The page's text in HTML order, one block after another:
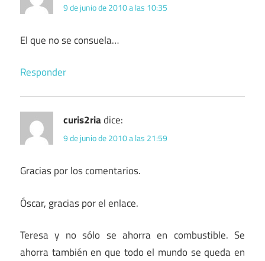
9 de junio de 2010 a las 10:35
El que no se consuela…
Responder
curis2riadice:
9 de junio de 2010 a las 21:59
Gracias por los comentarios.
Óscar, gracias por el enlace.
Teresa y no sólo se ahorra en combustible. Se
ahorra también en que todo el mundo se queda en